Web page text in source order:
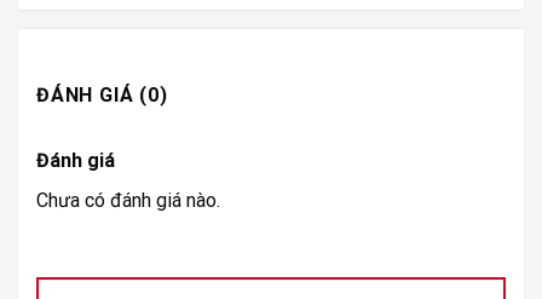
ĐÁNH GIÁ (0)
Đánh giá
Chưa có đánh giá nào.